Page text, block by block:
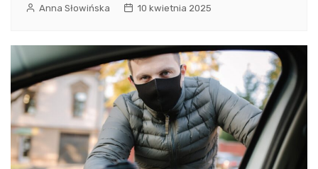
Anna Słowińska 10 kwietnia 2025